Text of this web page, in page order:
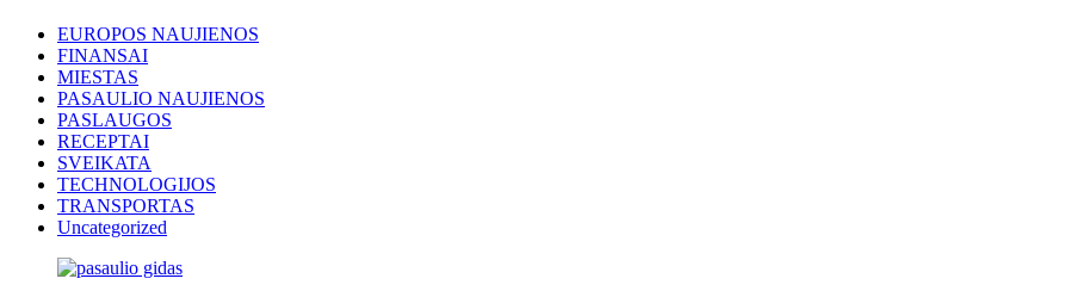
EUROPOS NAUJIENOS
FINANSAI
MIESTAS
PASAULIO NAUJIENOS
PASLAUGOS
RECEPTAI
SVEIKATA
TECHNOLOGIJOS
TRANSPORTAS
Uncategorized